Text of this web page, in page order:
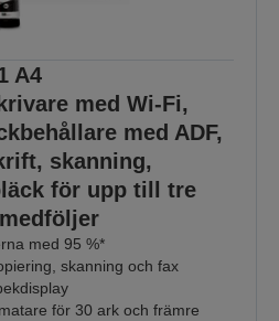
A4
med Wi-Fi,
med ADF,
skanning,
för upp till tre
med 95 %*
skanning och fax
för 30 ark och främre